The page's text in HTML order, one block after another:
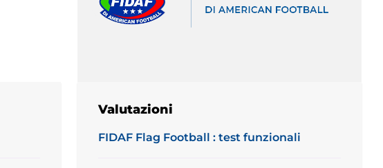
Valutazioni
FIDAF Flag Football : test funzionali